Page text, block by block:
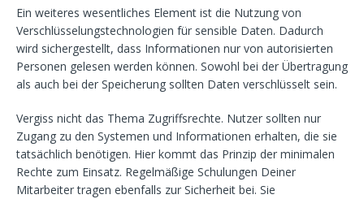
Ein weiteres wesentliches Element ist die Nutzung von
Verschlüsselungstechnologien für sensible Daten. Dadurch
wird sichergestellt, dass Informationen nur von autorisierten
Personen gelesen werden können. Sowohl bei der Übertragung
als auch bei der Speicherung sollten Daten verschlüsselt sein.
Vergiss nicht das Thema Zugriffsrechte. Nutzer sollten nur
Zugang zu den Systemen und Informationen erhalten, die sie
tatsächlich benötigen. Hier kommt das Prinzip der minimalen
Rechte zum Einsatz. Regelmäßige Schulungen Deiner
Mitarbeiter tragen ebenfalls zur Sicherheit bei. Sie